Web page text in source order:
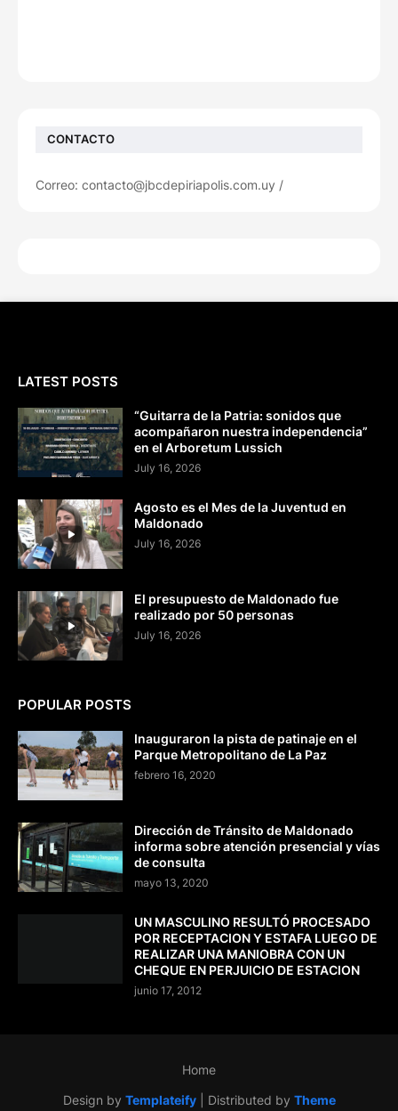
CONTACTO
Correo: contacto@jbcdepiriapolis.com.uy /
LATEST POSTS
“Guitarra de la Patria: sonidos que
acompañaron nuestra independencia”
en el Arboretum Lussich
July 16, 2026
Agosto es el Mes de la Juventud en
Maldonado
July 16, 2026
El presupuesto de Maldonado fue
realizado por 50 personas
July 16, 2026
POPULAR POSTS
Inauguraron la pista de patinaje en el
Parque Metropolitano de La Paz
febrero 16, 2020
Dirección de Tránsito de Maldonado
informa sobre atención presencial y vías
de consulta
mayo 13, 2020
UN MASCULINO RESULTÓ PROCESADO
POR RECEPTACION Y ESTAFA LUEGO DE
REALIZAR UNA MANIOBRA CON UN
CHEQUE EN PERJUICIO DE ESTACION
junio 17, 2012
Design by Templateify| Distributed by Theme
Home